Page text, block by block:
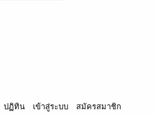
ปฏิทิน เข้าสู่ระบบ สมัครสมาชิก